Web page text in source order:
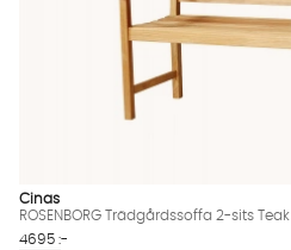
Cinas
ROSENBORG Trädgårdssoffa 2-sits Teak
4695 :-